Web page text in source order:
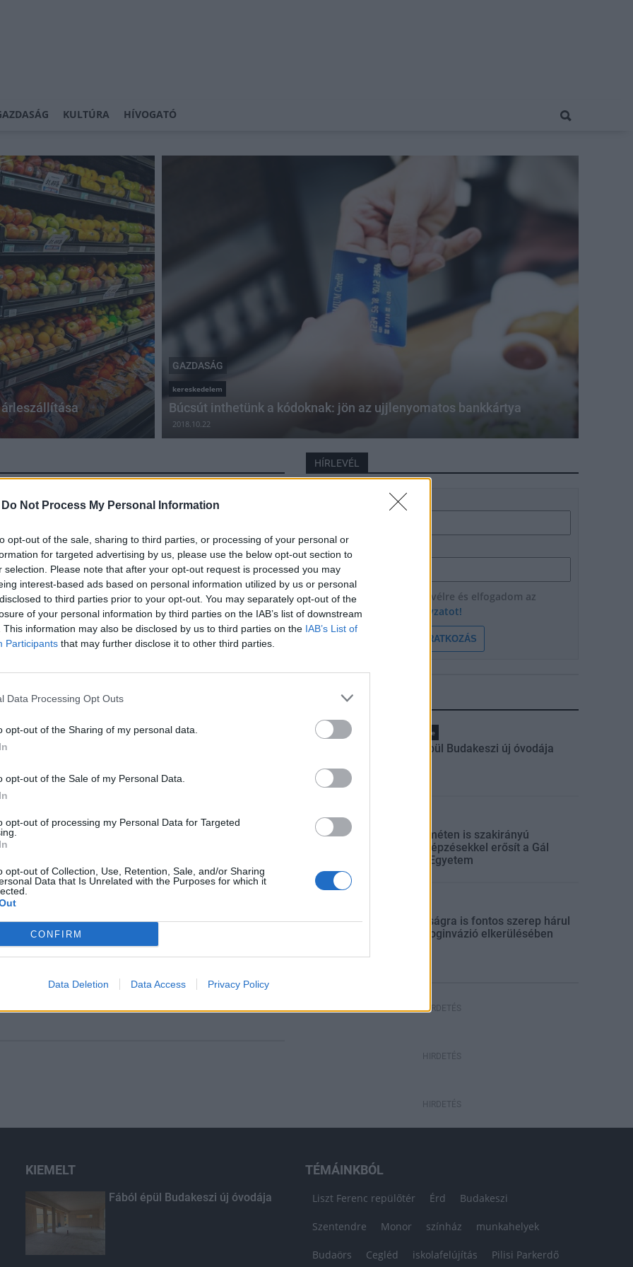
Do Not Process My Personal Information
opt-out of the sale, sharing to third parties, or processing of your personal or
for targeted advertising by us, please use the below opt-out section to
selection. Please note that after your opt-out request is processed you may
interest-based ads based on personal information utilized by us or personal
to third parties prior to your opt-out. You may separately opt-out of the
of your personal information by third parties on the IAB’s list of downstream
This information may also be disclosed by us to third parties on the IAB’s List of
Participants that may further disclose it to other third parties.
Data Processing Opt Outs
opt-out of the Sharing of my personal data.
opt-out of the Sale of my Personal Data.
opt-out of processing my Personal Data for Targeted
opt-out of Collection, Use, Retention, Sale, and/or Sharing
Data that Is Unrelated with the Purposes for which it
CONFIRM
Data Deletion Data Access Privacy Policy
KULTÚRA HÍVOGATÓ
GAZDASÁG
kereskedelem
Búcsút inthetünk a kódoknak: jön az ujjlenyomatos bankkártya
2018.10.22
Ötödével nőtt a Budapest Airport áruforgalma
2017.09.28
600 munkahelyet teremtettek az új árukezelő
központok, s a fejlesztések hamarosan folytatódnak,
még tovább növelve a kapacitást.
768 tonna csoki: az édességgyártók számára a
húsvét a legfontosabb
Az iparág az édességpiac enyhe növekedésére számít
minőséget képviselnek és kevesebb cukrot
2016.12.03
vonzáskörzetében élő dolgozók jelentkezését várja.
HÍRLEVÉL
E-mail cím
Feliratkozom a hírlevélre és elfogadom az
adatvédelmi szabályzatot!
FELIRATKOZÁS
LEGFRISSEBB
Pest megye
Fából épül Budakeszi új óvodája
Kecskeméten is szakirányú
továbbképzésekkel erősít a Gál
Ferenc Egyetem
A lakosságra is fontos szerep hárul
a szúnyoginvázió elkerülésében
HIRDETÉS
HIRDETÉS
HIRDETÉS
KIEMELT
Fából épül Budakeszi új óvodája
TÉMÁINKBÓL
Liszt Ferenc repülőtér Érd Budakeszi
Szentendre Monor színház munkahelyek
Budaörs Cegléd iskolafelújítás Pilisi Parkerdő